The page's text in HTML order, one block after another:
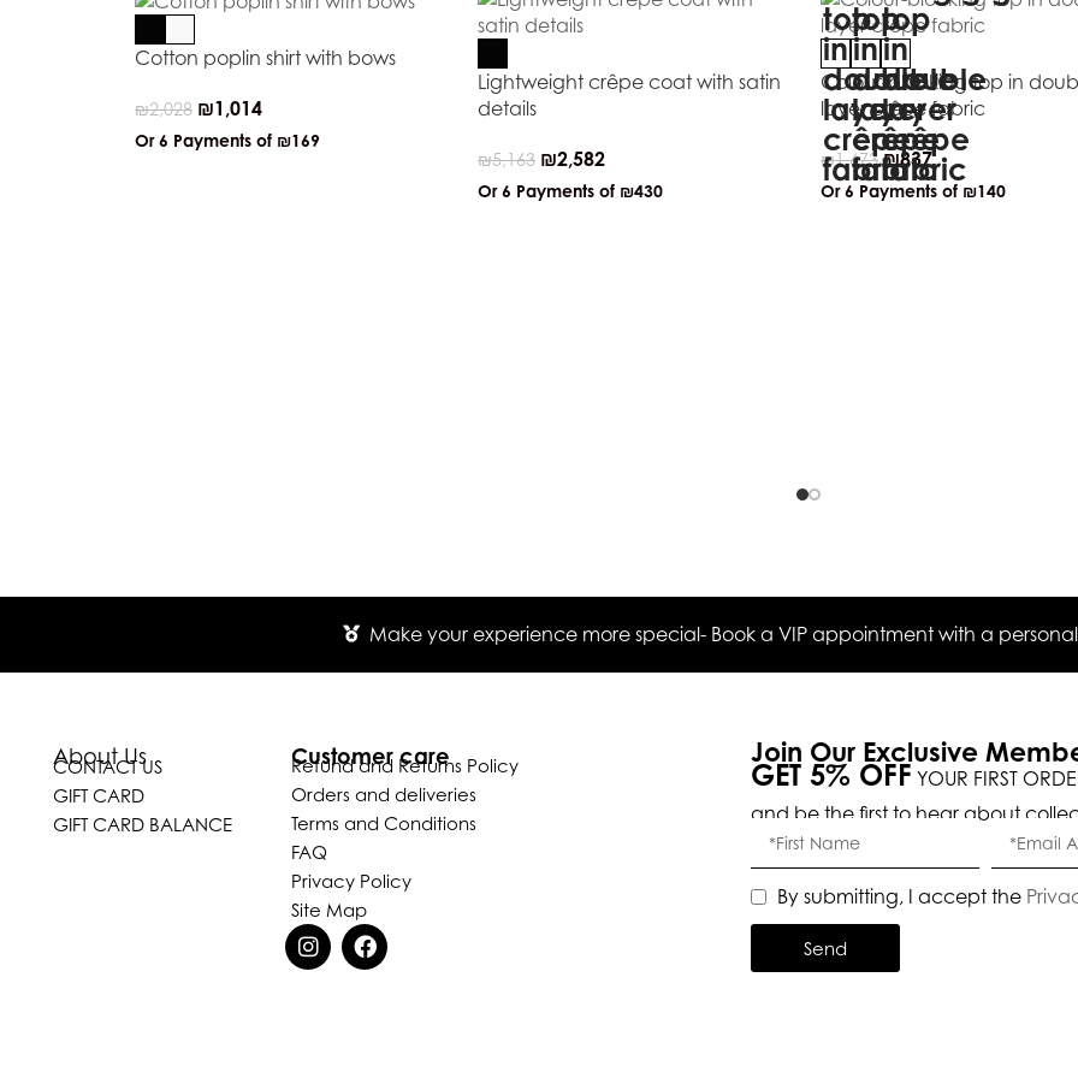
Cotton poplin shirt with bows
₪2,028 ₪1,014
Or 6 Payments of ₪169
Lightweight crêpe coat with satin
details
₪5,163 ₪2,582
Or 6 Payments of ₪430
Colour-blocking top in
layer crêpe fabric
₪1,673 ₪837
Or 6 Payments of ₪140
Make your experience more special- Book a VIP appointment with a personal
About Us
CONTACT US
GIFT CARD
GIFT CARD BALANCE
Customer care
Refund and Returns Policy
Orders and deliveries
Terms and Conditions
FAQ
Privacy Policy
Site Map
Join Our Exclusive
GET 5% OFF YOUR FIRST
and be the first to hear about
By submitting, I accept the
Send